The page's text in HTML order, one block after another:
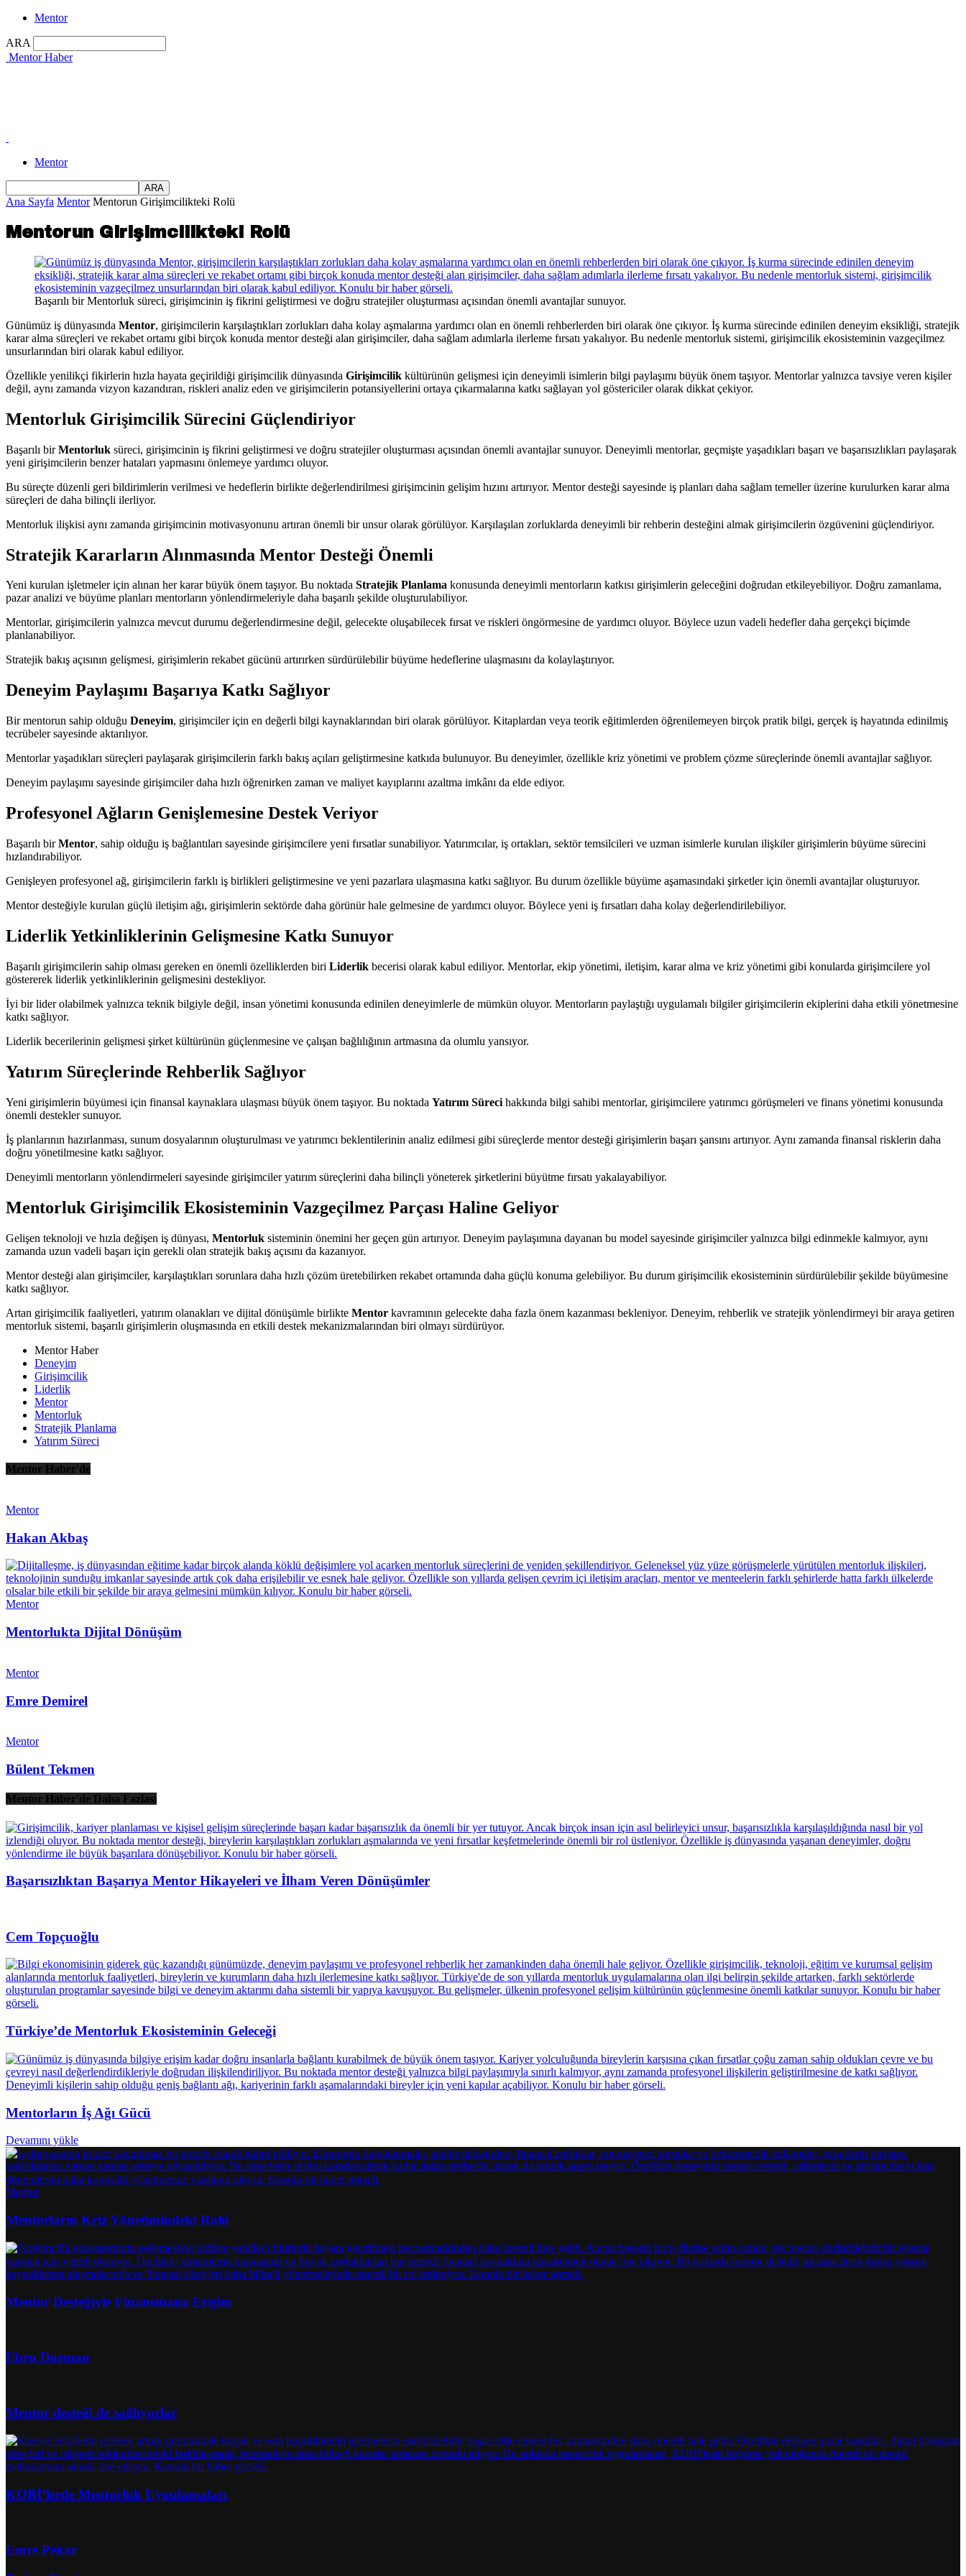
Mentor
ARA
Mentor Haber
Mentor
Ana Sayfa Mentor Mentorun Girişimcilikteki Rolü
Mentorun Girişimcilikteki Rolü
Başarılı bir Mentorluk süreci, girişimcinin iş fikrini geliştirmesi ve doğru stratejiler oluşturması açısından önemli avantajlar sunuyor.
Günümüz iş dünyasında Mentor, girişimcilerin karşılaştıkları zorlukları daha kolay aşmalarına yardımcı olan en önemli rehberlerden biri olarak öne çıkıyor. İş kurma sürecinde edinilen deneyim eksikliği, stratejik
karar alma süreçleri ve rekabet ortamı gibi birçok konuda mentor desteği alan girişimciler, daha sağlam adımlarla ilerleme fırsatı yakalıyor. Bu nedenle mentorluk sistemi, girişimcilik ekosisteminin vazgeçilmez
unsurlarından biri olarak kabul ediliyor.
Özellikle yenilikçi fikirlerin hızla hayata geçirildiği girişimcilik dünyasında Girişimcilik kültürünün gelişmesi için deneyimli isimlerin bilgi paylaşımı büyük önem taşıyor. Mentorlar yalnızca tavsiye veren kişiler
değil, aynı zamanda vizyon kazandıran, riskleri analiz eden ve girişimcilerin potansiyellerini ortaya çıkarmalarına katkı sağlayan yol göstericiler olarak dikkat çekiyor.
Mentorluk Girişimcilik Sürecini Güçlendiriyor
Başarılı birMentorluk süreci, girişimcinin iş fikrini geliştirmesi ve doğru stratejiler oluşturması açısından önemli avantajlar sunuyor. Deneyimli mentorlar, geçmişte yaşadıkları başarı ve başarısızlıkları paylaşarak
yeni girişimcilerin benzer hataları yapmasını önlemeye yardımcı oluyor.
Bu süreçte düzenli geri bildirimlerin verilmesi ve hedeflerin birlikte değerlendirilmesi girişimcinin gelişim hızını artırıyor. Mentor desteği sayesinde iş planları daha sağlam temeller üzerine kurulurken karar alma
süreçleri de daha bilinçli ilerliyor.
Mentorluk ilişkisi aynı zamanda girişimcinin motivasyonunu artıran önemli bir unsur olarak görülüyor. Karşılaşılan zorluklarda deneyimli bir rehberin desteğini almak girişimcilerin özgüvenini güçlendiriyor.
Stratejik Kararların Alınmasında Mentor Desteği Önemli
Yeni kurulan işletmeler için alınan her karar büyük önem taşıyor. Bu noktada Stratejik Planlama konusunda deneyimli mentorların katkısı girişimlerin geleceğini doğrudan etkileyebiliyor. Doğru zamanlama,
pazar analizi ve büyüme planları mentorların yönlendirmeleriyle daha başarılı şekilde oluşturulabiliyor.
Mentorlar, girişimcilerin yalnızca mevcut durumu değerlendirmesine değil, gelecekte oluşabilecek fırsat ve riskleri öngörmesine de yardımcı oluyor. Böylece uzun vadeli hedefler daha gerçekçi biçimde
planlanabiliyor.
Stratejik bakış açısının gelişmesi, girişimlerin rekabet gücünü artırırken sürdürülebilir büyüme hedeflerine ulaşmasını da kolaylaştırıyor.
Deneyim Paylaşımı Başarıya Katkı Sağlıyor
Bir mentorun sahip olduğu Deneyim, girişimciler için en değerli bilgi kaynaklarından biri olarak görülüyor. Kitaplardan veya teorik eğitimlerden öğrenilemeyen birçok pratik bilgi, gerçek iş hayatında edinilmiş
tecrübeler sayesinde aktarılıyor.
Mentorlar yaşadıkları süreçleri paylaşarak girişimcilerin farklı bakış açıları geliştirmesine katkıda bulunuyor. Bu deneyimler, özellikle kriz yönetimi ve problem çözme süreçlerinde önemli avantajlar sağlıyor.
Deneyim paylaşımı sayesinde girişimciler daha hızlı öğrenirken zaman ve maliyet kayıplarını azaltma imkânı da elde ediyor.
Profesyonel Ağların Genişlemesine Destek Veriyor
Başarılı birMentor, sahip olduğu iş bağlantıları sayesinde girişimcilere yeni fırsatlar sunabiliyor. Yatırımcılar, iş ortakları, sektör temsilcileri ve uzman isimlerle kurulan ilişkiler girişimlerin büyüme sürecini
hızlandırabiliyor.
Genişleyen profesyonel ağ, girişimcilerin farklı iş birlikleri geliştirmesine ve yeni pazarlara ulaşmasına katkı sağlıyor. Bu durum özellikle büyüme aşamasındaki şirketler için önemli avantajlar oluşturuyor.
Mentor desteğiyle kurulan güçlü iletişim ağı, girişimlerin sektörde daha görünür hale gelmesine de yardımcı oluyor. Böylece yeni iş fırsatları daha kolay değerlendirilebiliyor.
Liderlik Yetkinliklerinin Gelişmesine Katkı Sunuyor
Başarılı girişimcilerin sahip olması gereken en önemli özelliklerden biri Liderlik becerisi olarak kabul ediliyor. Mentorlar, ekip yönetimi, iletişim, karar alma ve kriz yönetimi gibi konularda girişimcilere yol
göstererek liderlik yetkinliklerinin gelişmesini destekliyor.
İyi bir lider olabilmek yalnızca teknik bilgiyle değil, insan yönetimi konusunda edinilen deneyimlerle de mümkün oluyor. Mentorların paylaştığı uygulamalı bilgiler girişimcilerin ekiplerini daha etkili yönetmesine
katkı sağlıyor.
Liderlik becerilerinin gelişmesi şirket kültürünün güçlenmesine ve çalışan bağlılığının artmasına da olumlu yansıyor.
Yatırım Süreçlerinde Rehberlik Sağlıyor
Yeni girişimlerin büyümesi için finansal kaynaklara ulaşması büyük önem taşıyor. Bu noktada Yatırım Süreci hakkında bilgi sahibi mentorlar, girişimcilere yatırımcı görüşmeleri ve finans yönetimi konusunda
önemli destekler sunuyor.
İş planlarının hazırlanması, sunum dosyalarının oluşturulması ve yatırımcı beklentilerinin analiz edilmesi gibi süreçlerde mentor desteği girişimlerin başarı şansını artırıyor. Aynı zamanda finansal risklerin daha
doğru yönetilmesine katkı sağlıyor.
Deneyimli mentorların yönlendirmeleri sayesinde girişimciler yatırım süreçlerini daha bilinçli yöneterek şirketlerini büyütme fırsatı yakalayabiliyor.
Mentorluk Girişimcilik Ekosisteminin Vazgeçilmez Parçası Haline Geliyor
Gelişen teknoloji ve hızla değişen iş dünyası, Mentorluk sisteminin önemini her geçen gün artırıyor. Deneyim paylaşımına dayanan bu model sayesinde girişimciler yalnızca bilgi edinmekle kalmıyor, aynı
zamanda uzun vadeli başarı için gerekli olan stratejik bakış açısını da kazanıyor.
Mentor desteği alan girişimciler, karşılaştıkları sorunlara daha hızlı çözüm üretebilirken rekabet ortamında daha güçlü konuma gelebiliyor. Bu durum girişimcilik ekosisteminin sürdürülebilir şekilde büyümesine
katkı sağlıyor.
Artan girişimcilik faaliyetleri, yatırım olanakları ve dijital dönüşümle birlikte Mentor kavramının gelecekte daha fazla önem kazanması bekleniyor. Deneyim, rehberlik ve stratejik yönlendirmeyi bir araya getiren
mentorluk sistemi, başarılı girişimlerin oluşmasında en etkili destek mekanizmalarından biri olmayı sürdürüyor.
Mentor Haber
Deneyim
Girişimcilik
Liderlik
Mentor
Mentorluk
Stratejik Planlama
Yatırım Süreci
Mentor Haber'de
Mentor
Hakan Akbaş
Mentor
Mentorlukta Dijital Dönüşüm
Mentor
Emre Demirel
Mentor
Bülent Tekmen
Mentor Haber'de Daha Fazlası
Başarısızlıktan Başarıya Mentor Hikayeleri ve İlham Veren Dönüşümler
Cem Topçuoğlu
Türkiye’de Mentorluk Ekosisteminin Geleceği
Mentorların İş Ağı Gücü
Devamını yükle
Mentor
Mentorların Kriz Yönetimindeki Rolü
Mentor Desteğiyle Finansmana Erişim
Ebru Dorman
Mentor desteği de sağlıyorlar
KOBİ’lerde Mentorluk Uygulamaları
Emre Pekar